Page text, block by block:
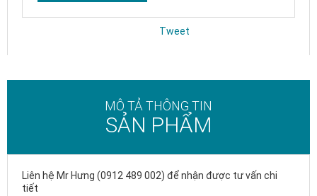
Tweet
MÔ TẢ THÔNG TIN
SẢN PHẨM
Liên hệ Mr Hưng (0912 489 002) để nhận được tư vấn chi
tiết